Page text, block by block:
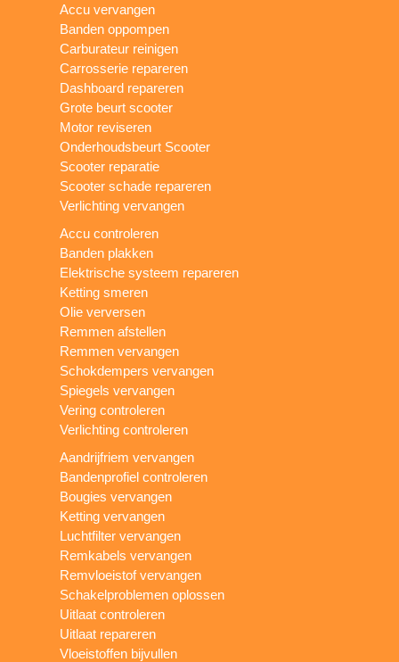
Accu vervangen
Banden oppompen
Carburateur reinigen
Carrosserie repareren
Dashboard repareren
Grote beurt scooter
Motor reviseren
Onderhoudsbeurt Scooter
Scooter reparatie
Scooter schade repareren
Verlichting vervangen
Accu controleren
Banden plakken
Elektrische systeem repareren
Ketting smeren
Olie verversen
Remmen afstellen
Remmen vervangen
Schokdempers vervangen
Spiegels vervangen
Vering controleren
Verlichting controleren
Aandrijfriem vervangen
Bandenprofiel controleren
Bougies vervangen
Ketting vervangen
Luchtfilter vervangen
Remkabels vervangen
Remvloeistof vervangen
Schakelproblemen oplossen
Uitlaat controleren
Uitlaat repareren
Vloeistoffen bijvullen